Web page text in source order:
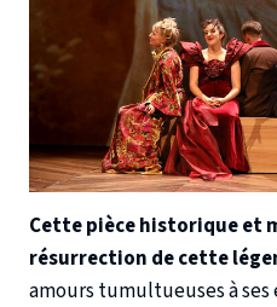
Cette pièce historique et
résurrection de cette
amours tumultueuses à